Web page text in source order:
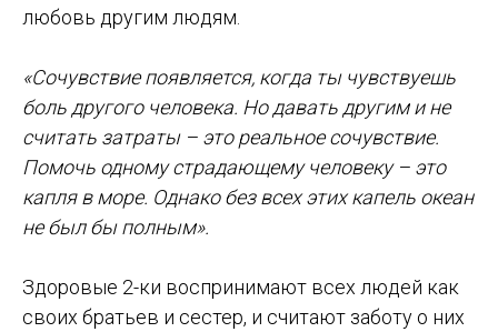
любовь другим людям.
«Сочувствие появляется, когда ты чувствуешь
боль другого человека. Но давать другим и не
считать затраты – это реальное сочувствие.
Помочь одному страдающему человеку – это
капля в море. Однако без всех этих капель океан
не был бы полным».
Здоровые 2-ки воспринимают всех людей как
своих братьев и сестер, и считают заботу о них